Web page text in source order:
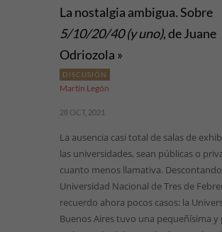
La nostalgia ambigua. Sobre
5/10/20/40 (y uno), de Juane
Odriozola »
DISCUSIÓN
Martín Legón
28 OCT, 2021
La ausencia casi total de salas de
las universidades, sean públicas o
cuanto menos llamativa.
Universidad Nacional de Tres de
recuerdo ahora pocos casos: la
Buenos Aires tuvo una pequeñísima y